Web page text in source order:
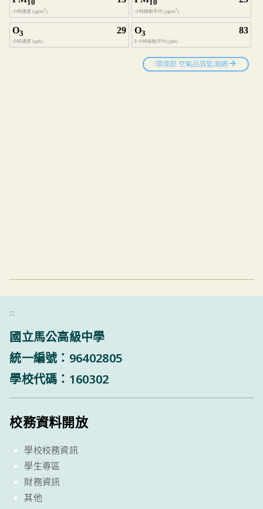
:::
國立馬公高級中學
統一編號：96402805
學校代碼：160302
校務資料開放
學校校務資訊
學生專區
財務資訊
其他